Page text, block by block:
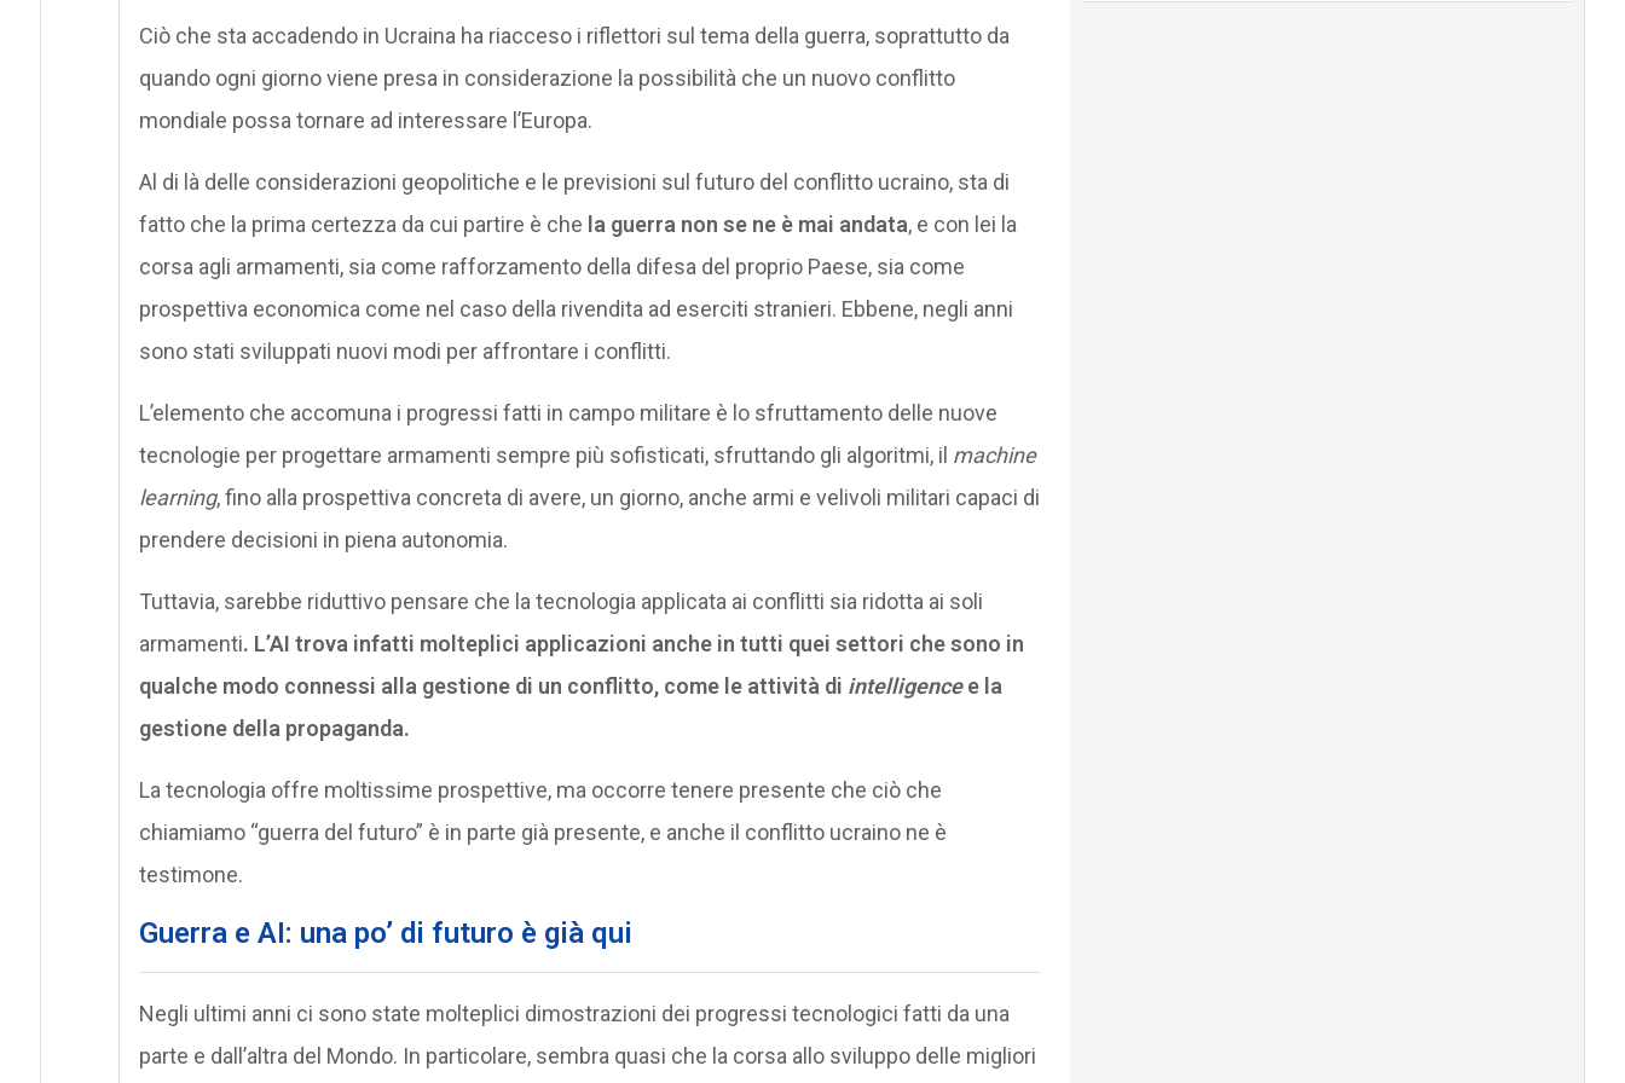
Ciò che sta accadendo in Ucraina ha riacceso i riflettori sul tema della guerra, soprattutto da
quando ogni giorno viene presa in considerazione la possibilità che un nuovo conflitto
mondiale possa tornare ad interessare l’Europa.
Al di là delle considerazioni geopolitiche e le previsioni sul futuro del conflitto ucraino, sta di
fatto che la prima certezza da cui partire è che la guerra non se ne è mai andata, e con lei la
corsa agli armamenti, sia come rafforzamento della difesa del proprio Paese, sia come
prospettiva economica come nel caso della rivendita ad eserciti stranieri. Ebbene, negli anni
sono stati sviluppati nuovi modi per affrontare i conflitti.
L’elemento che accomuna i progressi fatti in campo militare è lo sfruttamento delle nuove
tecnologie per progettare armamenti sempre più sofisticati, sfruttando gli algoritmi, il machine
learning, fino alla prospettiva concreta di avere, un giorno, anche armi e velivoli militari capaci di
prendere decisioni in piena autonomia.
Tuttavia, sarebbe riduttivo pensare che la tecnologia applicata ai conflitti sia ridotta ai soli
armamenti. L’AI trova infatti molteplici applicazioni anche in tutti quei settori che sono in
qualche modo connessi alla gestione di un conflitto, come le attività di intelligencee la
gestione della propaganda.
La tecnologia offre moltissime prospettive, ma occorre tenere presente che ciò che
chiamiamo “guerra del futuro” è in parte già presente, e anche il conflitto ucraino ne è
testimone.
Guerra e AI: una po’ di futuro è già qui
Negli ultimi anni ci sono state molteplici dimostrazioni dei progressi tecnologici fatti da una
parte e dall’altra del Mondo. In particolare, sembra quasi che la corsa allo sviluppo delle migliori